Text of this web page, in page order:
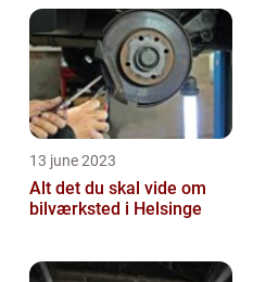
13 june 2023
Alt det du skal vide om
bilværksted i Helsinge